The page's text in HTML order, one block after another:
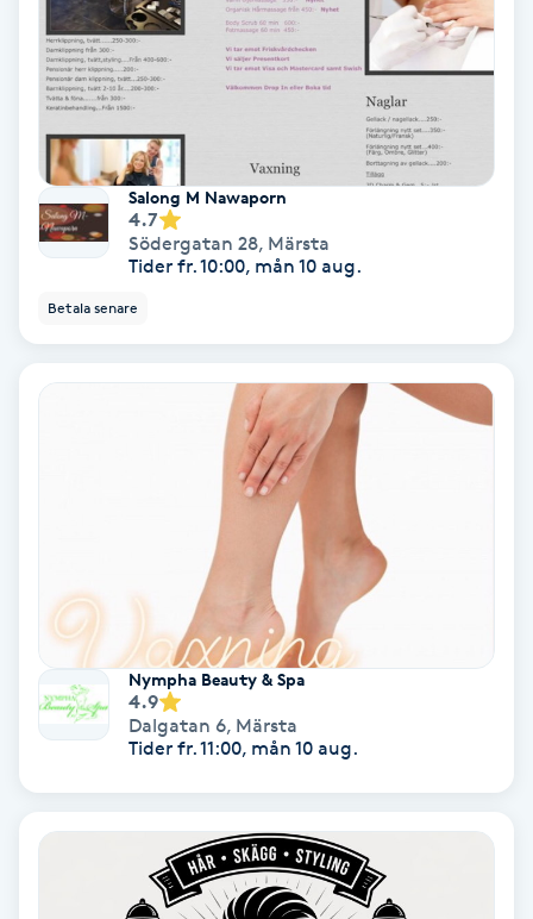
Brynfärgning
Brynplockning
Bröllopsuppsättning
Celluliter
Color correction
Dermapen
Diamantslipning
Enzympeeling
Salong M Nawaporn
4.7
Södergatan 28, Märsta
Tider fr. 10:00, mån 10 aug.
Betala senare
Nympha Beauty & Spa
4.9
Dalgatan 6, Märsta
Tider fr. 11:00, mån 10 aug.